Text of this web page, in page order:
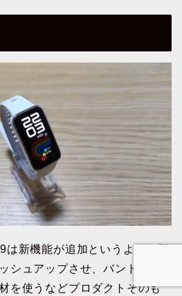
新機能が追加というよりも既
シュアップさせ、バンドにフ
を使うなどプロダクトそのも